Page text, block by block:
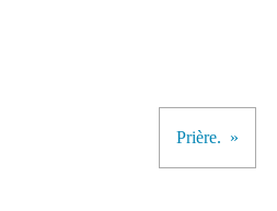
Prière.